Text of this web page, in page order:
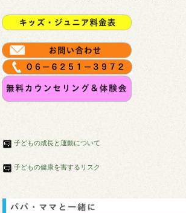
子どもの成長と運動について
子どもの健康を害するリスク